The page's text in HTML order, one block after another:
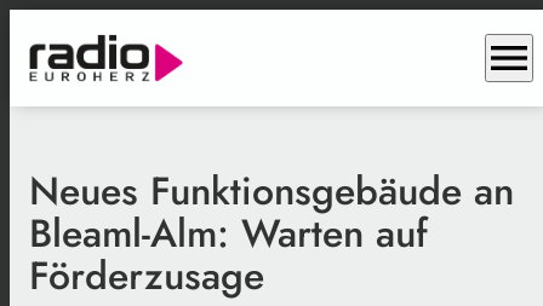
menu
Neues Funktionsgebäude an
Bleaml-Alm: Warten auf
Förderzusage